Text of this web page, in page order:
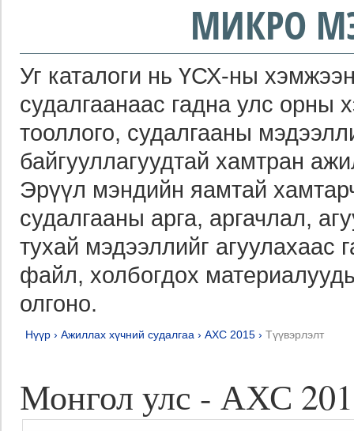
МИКРО
Уг каталоги нь ҮСХ-ны
судалгаанаас гадна улс орны
тооллого, судалгааны
байгууллагуудтай хамтран
Эрүүл мэндийн яамтай
судалгааны арга, аргачлал,
тухай мэдээллийг агуулахаас
файл, холбогдох
олгоно.
Нүүр › Ажиллах хүчний судалгаа › АХС 2015 › Түүвэрлэлт
Монгол улс - АХС